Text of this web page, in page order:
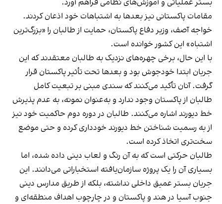
مقامات پاکستانی نیز بعدها به اشتباهات خود اذعان کردند.
خواجه آصف، وزیر دفاع پاکستان، حمایت از طالبان را «بزرگ‌ترین
اشتباه» این کشور خوانده است.
با این حال، برخی چهره‌های نزدیک به طالبان معتقدند که این
جریان ابتدا خودجوش بود و بعدها تحت تأثیر پاکستان قرار
گرفت. آنان تأکید می‌کنند که سندی مبنی بر تبعیت کامل
طالبان از پاکستان وجود ندارد و به‌عنوان نمونه، به عدم پذیرش
خط دیورند اشاره می‌کنند. طالبان در دوره دوم حاکمیت خود نیز
از به رسمیت شناختن خط دیورند خودداری کرده و حتی موضع
سخت‌تری اتخاذ کرده است.
طالبان حرکتی است که به آن رنگ و لعاب دینی داده شده، اما
بسیاری آن را یک پروژه سازمان‌یافته استخباراتی می‌دانند. این
جریان بستر عمیق داخلی نداشته، بلکه از طریق مدارس دینی
جنوب آسیا در هند و پاکستان و در چارچوب اهداف منطقه‌ای و